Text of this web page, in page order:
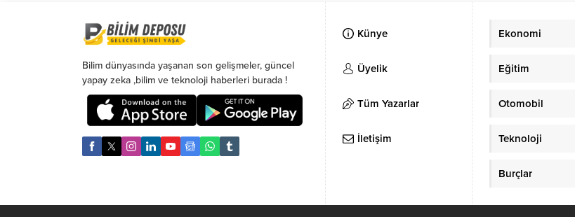
Bilim dünyasında yaşanan son gelişmeler, güncel
yapay zeka ,bilim ve teknoloji haberleri burada !
Künye
Üyelik
Tüm Yazarlar
İletişim
Ekonomi
Eğitim
Otomobil
Teknoloji
Burçlar